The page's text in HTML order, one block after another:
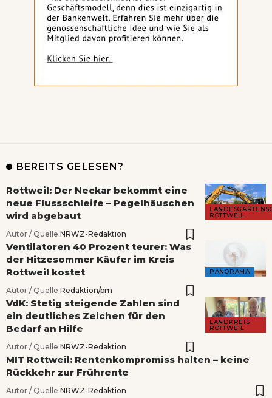
BEREITS GELESEN?
ROTTWEIL
Rottweil: Der Neckar bekommt eine
neue Flussschleife – Pegelhäuschen
wird abgebaut
Autor / Quelle:NRWZ-Redaktion
PANORAMA
Ventilatoren 40 Prozent teurer: Was
der Hitzesommer Käufer im Kreis
Rottweil kostet
Autor / Quelle:Redaktion/pm
LANDKREIS
ROTTWEIL
VdK: Stetig steigende Zahlen sind
ein deutliches Zeichen für den
Bedarf an Hilfe
Autor / Quelle:NRWZ-Redaktion
MIT Rottweil: Rentenkompromiss halten – keine
Rückkehr zur Frührente
Autor / Quelle:NRWZ-Redaktion